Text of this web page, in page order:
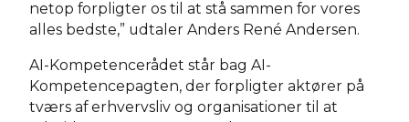
netop forpligter os til at stå sammen for vores
alles bedste,” udtaler Anders René Andersen.
AI-Kompetencerådet står bag AI-
Kompetencepagten, der forpligter aktører på
tværs af erhvervsliv og organisationer til at